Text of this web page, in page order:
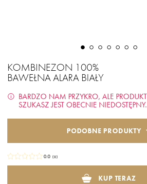
KOMBINEZON 100%
BAWEŁNA ALARA BIAŁY
BARDZO NAM PRZYKRO, ALE
SZUKASZ JEST OBECNIE NIEDOSTĘPNY.
PODOBNE PRODUKTY
0.0 (0)
KUP TERAZ